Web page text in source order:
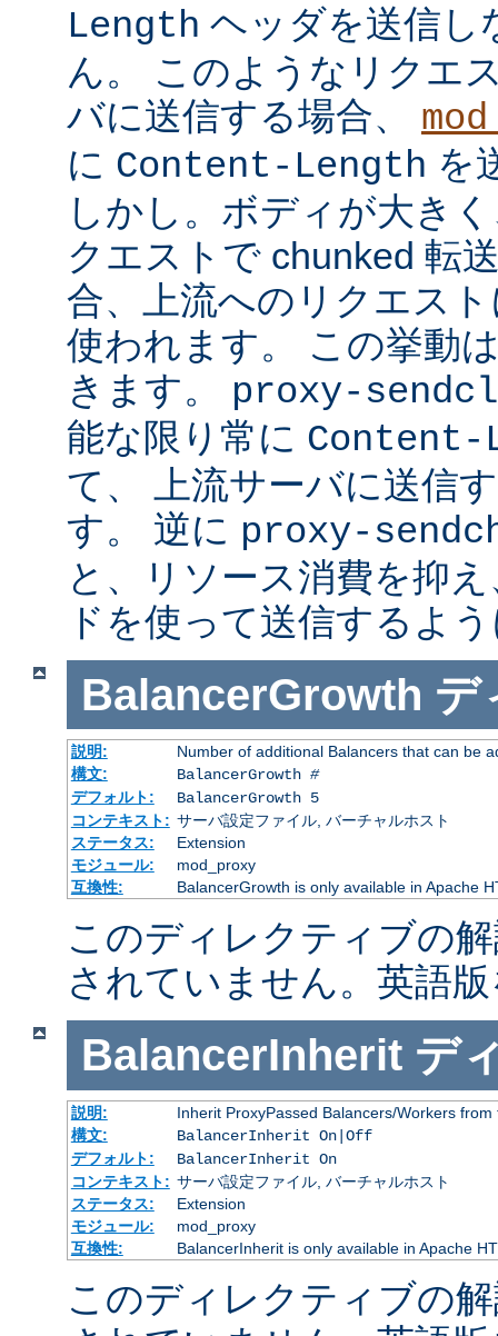
Length ヘッダを送信し
ん。 このようなリクエ
バに送信する場合、
に Content-Length を
しかし。ボディが大き
クエストで chunked 転
合、上流へのリクエス
使われます。 この挙動
きます。 proxy-sendcl
能な限り常に Content-
て、 上流サーバに送信
す。 逆に proxy-
と、リソース消費を抑
ドを使って送信するよ
BalancerGrowth デ
説明:
Number of additional Balancers that can be
構文:
BalancerGrowth #
デフォルト:
BalancerGrowth 5
コンテキスト: サーバ設定ファイル, バーチャルホスト
ステータス:
Extension
モジュール:
mod_proxy
互換性:
BalancerGrowth is only available in Apache
このディレクティブの
されていません。英語
BalancerInherit デ
説明:
Inherit ProxyPassed Balancers/Workers
構文:
BalancerInherit On|Off
デフォルト:
BalancerInherit On
コンテキスト: サーバ設定ファイル, バーチャルホスト
ステータス:
Extension
モジュール:
mod_proxy
互換性:
BalancerInherit is only available in Apache
このディレクティブの